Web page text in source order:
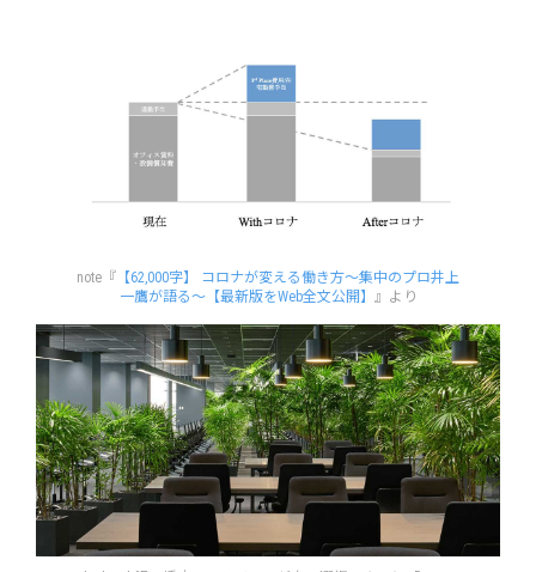
note『 【62,000字】 コロナが変える働き方〜集中のプロ井上
一鷹が語る〜【最新版をWeb全文公開】 』より